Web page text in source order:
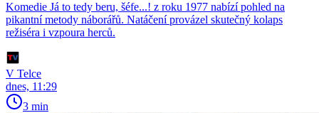
Komedie Já to tedy beru, šéfe...! z roku 1977 nabízí pohled na
pikantní metody náborářů. Natáčení provázel skutečný kolaps
režiséra i vzpoura herců.
V Telce
dnes, 11:29
3 min